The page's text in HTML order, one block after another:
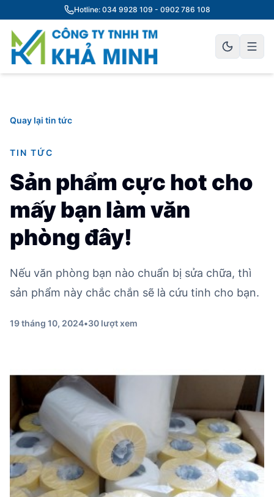
Hotline: 034 9928 109 - 0902 786 108
Quay lại tin tức
TIN TỨC
Sản phẩm cực hot cho
mấy bạn làm văn
phòng đây!
Nếu văn phòng bạn nào chuẩn bị sửa chữa, thì
sản phẩm này chắc chắn sẽ là cứu tinh cho bạn.
19 tháng 10, 2024•30 lượt xem